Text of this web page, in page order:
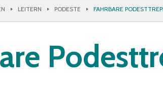
LEITERN PODESTE FAHRBARE